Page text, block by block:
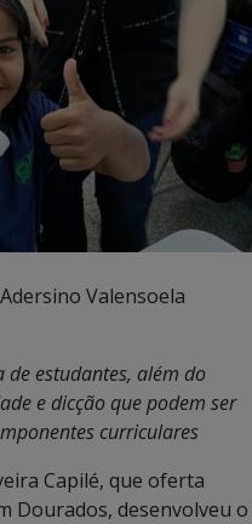
Valensoela
estudantes, além do
e dicção que podem ser
curriculares
Capilé, que oferta
Dourados, desenvolveu o